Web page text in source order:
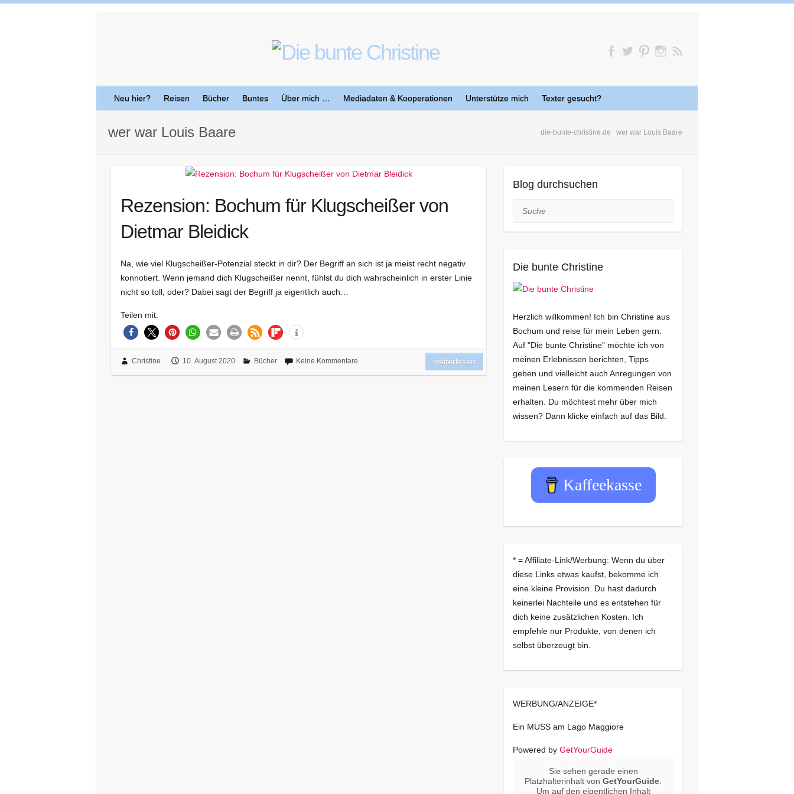
Neu hier? Reisen Bücher Buntes Über mich … Mediadaten & Kooperationen Unterstütze mich Texter gesucht?
die-bunte-christine.de wer war Louis Baare
wer war Louis Baare
Rezension: Bochum für Klugscheißer von
Dietmar Bleidick
Na, wie viel Klugscheißer-Potenzial steckt in dir? Der Begriff an sich ist ja meist recht negativ
konnotiert. Wenn jemand dich Klugscheißer nennt, fühlst du dich wahrscheinlich in erster Linie
nicht so toll, oder? Dabei sagt der Begriff ja eigentlich auch…
Teilen mit:
Christine 10. August 2020 Bücher Keine Kommentare weiterlesen
Blog durchsuchen
Suche
Die bunte Christine
Herzlich willkommen! Ich bin Christine aus
Bochum und reise für mein Leben gern.
Auf "Die bunte Christine" möchte ich von
meinen Erlebnissen berichten, Tipps
geben und vielleicht auch Anregungen von
meinen Lesern für die kommenden Reisen
erhalten. Du möchtest mehr über mich
wissen? Dann klicke einfach auf das Bild.
Kaffeekasse
* = Affiliate-Link/Werbung: Wenn du über
diese Links etwas kaufst, bekomme ich
eine kleine Provision. Du hast dadurch
keinerlei Nachteile und es entstehen für
dich keine zusätzlichen Kosten. Ich
empfehle nur Produkte, von denen ich
selbst überzeugt bin.
WERBUNG/ANZEIGE*
Ein MUSS am Lago Maggiore
Powered by GetYourGuide
Sie sehen gerade einen
Platzhalterinhalt vonGetYourGuide
Um auf den eigentlichen Inhalt